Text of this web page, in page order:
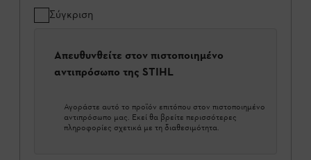
Σύγκριση
Απευθυνθείτε στον πιστοποιημένο
αντιπρόσωπο της STIHL
Αγοράστε αυτό το προϊόν επιτόπου στον πιστοποιημένο
αντιπρόσωπο μας. Εκεί θα βρείτε περισσότερες
πληροφορίες σχετικά με τη διαθεσιμότητα.